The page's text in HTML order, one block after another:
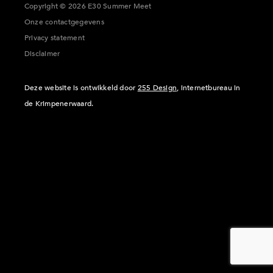
Copyright © 2026 E30 Summer Meet
Onze contactgegevens
Privacy statement
Disclaimer
Deze website is ontwikkeld door 255 Design, internetbureau in
de Krimpenerwaard.